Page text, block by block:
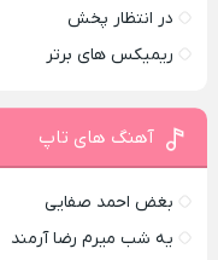
در انتظار پخش
ریمیکس های برتر
آهنگ های تاپ
بغض احمد صفایی
یه شب میرم رضا آرمند